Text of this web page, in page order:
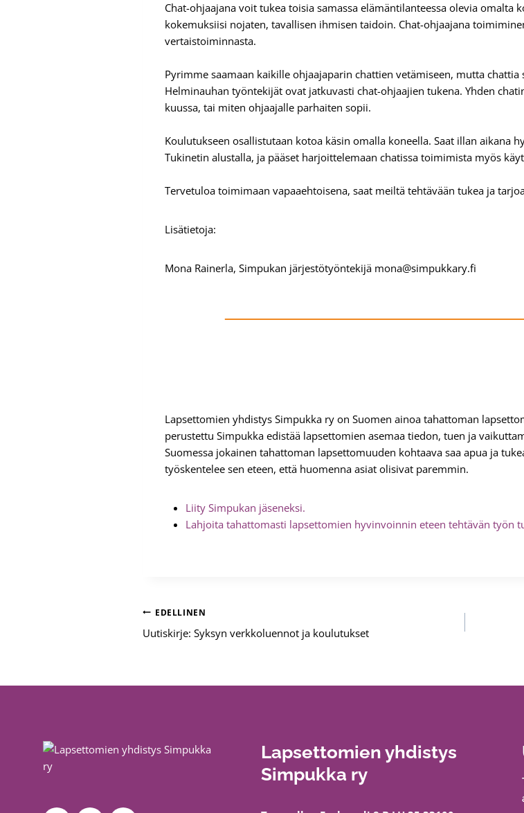
Chat-ohjaajana voit tukea toisia samassa elämäntilanteessa olevia omalta
kokemuksiisi nojaten, tavallisen ihmisen taidoin. Chat-ohjaajana
vertaistoiminnasta.
Pyrimme saamaan kaikille ohjaajaparin chattien vetämiseen, mutta chattia
Helminauhan työntekijät ovat jatkuvasti chat-ohjaajien tukena. Yhden
kuussa, tai miten ohjaajalle parhaiten sopii.
Koulutukseen osallistutaan kotoa käsin omalla koneella. Saat illan aikana
Tukinetin alustalla, ja pääset harjoittelemaan chatissa toimimista myös
Tervetuloa toimimaan vapaaehtoisena, saat meiltä tehtävään tukea ja
Lisätietoja:
Mona Rainerla, Simpukan järjestötyöntekijä mona@simpukkary.fi
Lapsettomien yhdistys Simpukka ry on Suomen ainoa tahattoman
perustettu Simpukka edistää lapsettomien asemaa tiedon, tuen ja
Suomessa jokainen tahattoman lapsettomuuden kohtaava saa apua ja
työskentelee sen eteen, että huomenna asiat olisivat paremmin.
Liity Simpukan jäseneksi.
Lahjoita tahattomasti lapsettomien hyvinvoinnin eteen tehtävän työn
Artikkelien
selaus
EDELLINEN
Uutiskirje: Syksyn verkkoluennot ja koulutukset
Lapsettomien yhdistys
Simpukka ry